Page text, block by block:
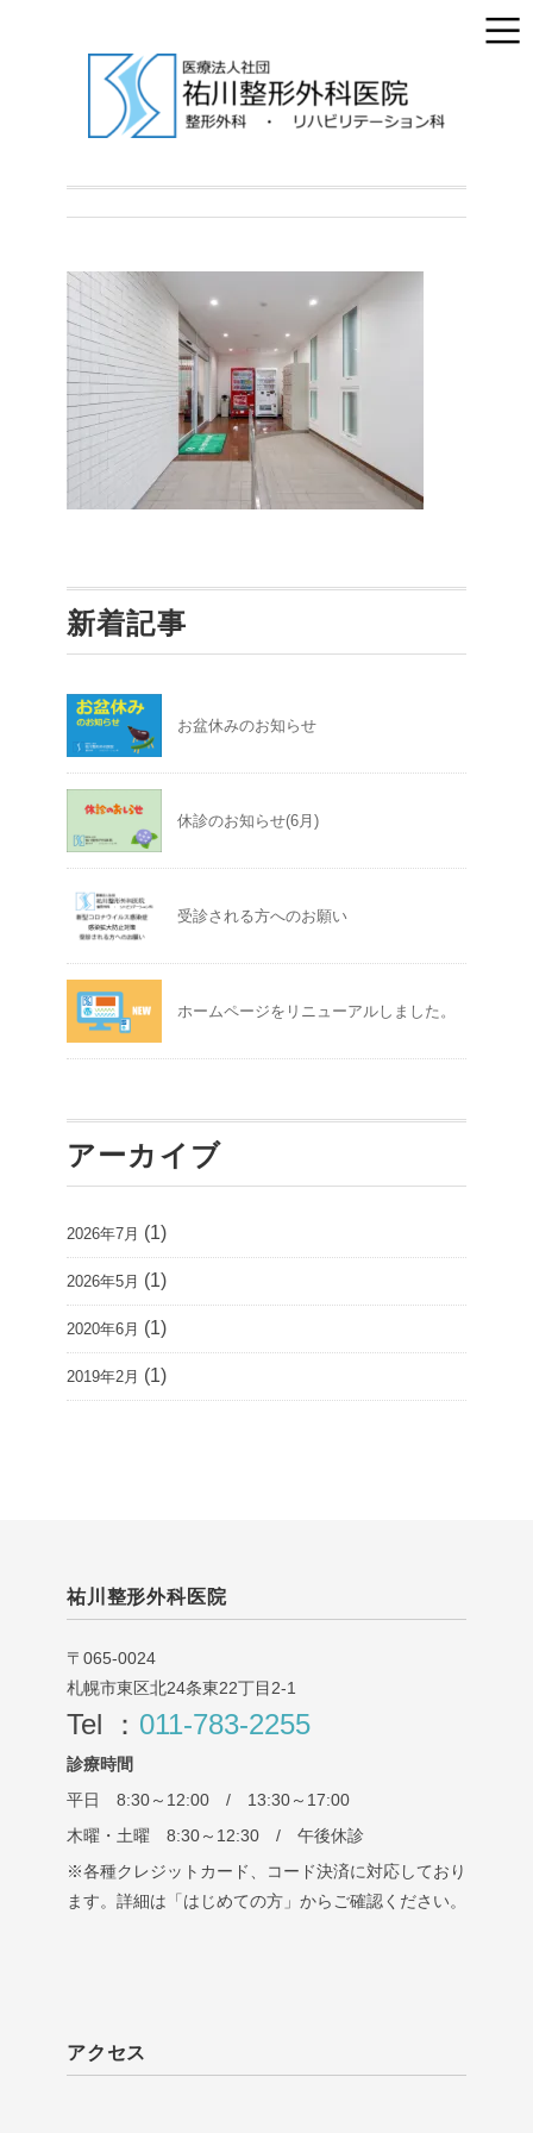
新着記事
お盆休みのお知らせ
休診のお知らせ(6月)
受診される方へのお願い
ホームページをリニューアルしました。
アーカイブ
2026年7月 (1)
2026年5月 (1)
2020年6月 (1)
2019年2月 (1)
祐川整形外科医院
〒065-0024
札幌市東区北24条東22丁目2-1
Tel ： 011-783-2255
診療時間
平日 8:30～12:00 / 13:30～17:00
木曜・土曜 8:30～12:30 / 午後休診
※各種クレジットカード、コード決済に対応しており
ます。詳細は「はじめての方」からご確認ください。
アクセス